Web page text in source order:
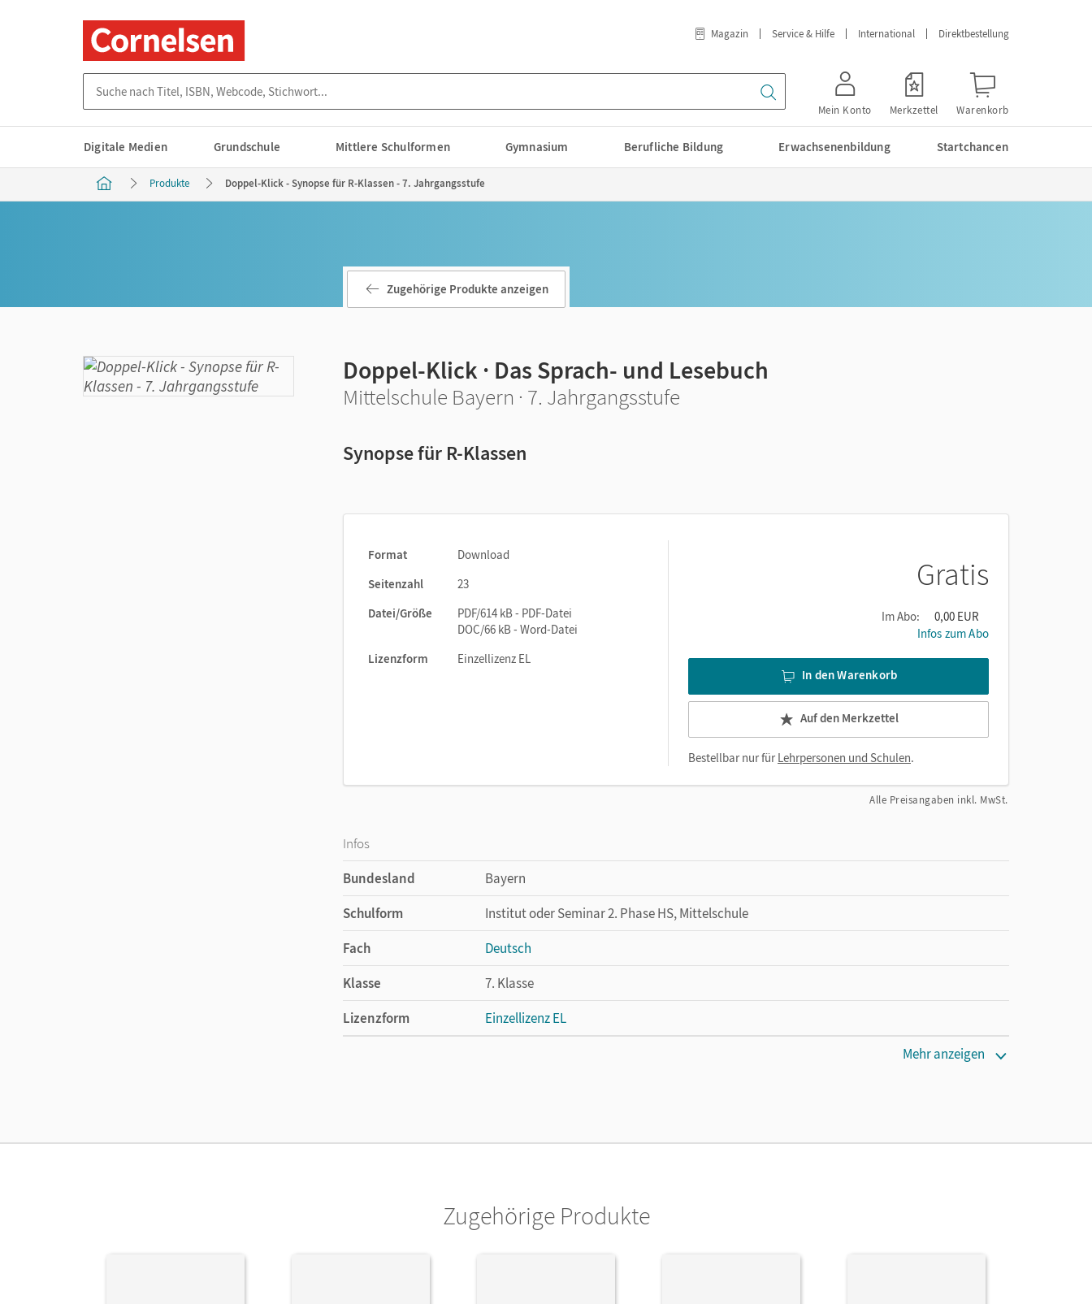
Magazin Service & Hilfe International Direktbestellung
Mein Konto Merkzettel Warenkorb
Digitale Medien Grundschule Mittlere Schulformen Gymnasium Berufliche Bildung Erwachsenenbildung Startchancen
Produkte Doppel-Klick - Synopse für R-Klassen - 7. Jahrgangsstufe
Zugehörige Produkte anzeigen
Doppel-Klick · Das Sprach- und Lesebuch
Mittelschule Bayern · 7. Jahrgangsstufe
Synopse für R-Klassen
Format
Download
Seitenzahl
23
Datei/Größe
PDF/614 kB - PDF-Datei
DOC/66 kB - Word-Datei
Lizenzform
Einzellizenz EL
Gratis
Im Abo:
0,00 EUR
Infos zum Abo
In den Warenkorb
Auf den Merkzettel
Bestellbar nur fürLehrpersonen und Schulen.
Alle Preisangaben inkl. MwSt.
Infos
Bundesland
Bayern
Schulform
Institut oder Seminar 2. Phase HS, Mittelschule
Fach
Deutsch
Klasse
7. Klasse
Lizenzform
Einzellizenz EL
Mehr anzeigen
Zugehörige Produkte